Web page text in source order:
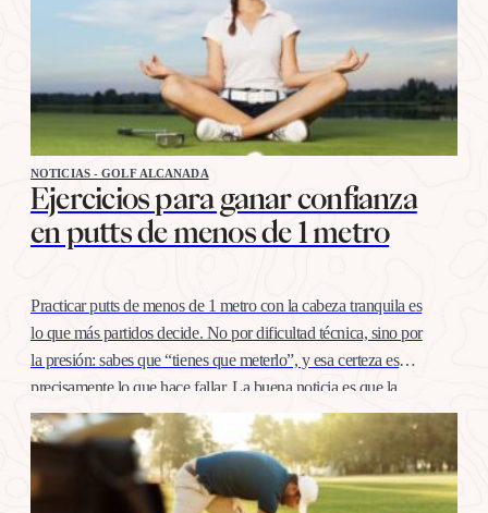
NOTICIAS - GOLF ALCANADA
Ejercicios para ganar confianza
en putts de menos de 1 metro
Practicar putts de menos de 1 metro con la cabeza tranquila es
lo que más partidos decide. No por dificultad técnica, sino por
la presión: sabes que “tienes que meterlo”, y esa certeza es
precisamente lo que hace fallar. La buena noticia es que la
confianza en esta distancia se entrena igual que cualquier
otro…